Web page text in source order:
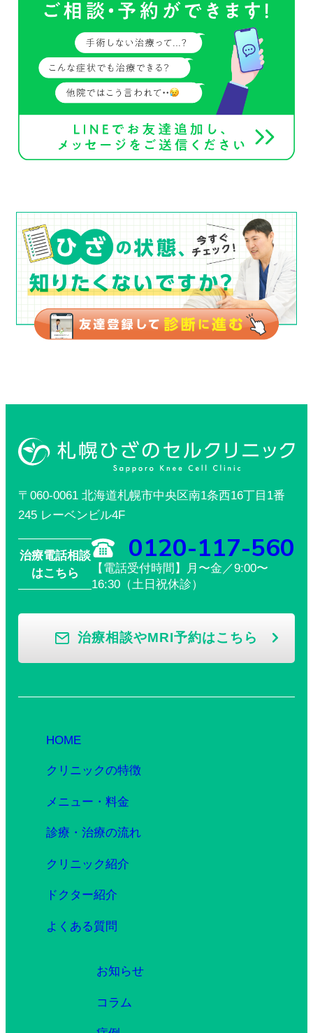
〒060-0061 北海道札幌市中央区南1条西16丁目1番
245 レーベンビル4F
治療電話相談
はこちら
0120-117-560
【電話受付時間】月〜金／9:00〜
16:30（土日祝休診）
治療相談やMRI予約はこちら
HOME
クリニックの特徴
メニュー・料金
診療・治療の流れ
クリニック紹介
ドクター紹介
よくある質問
お知らせ
コラム